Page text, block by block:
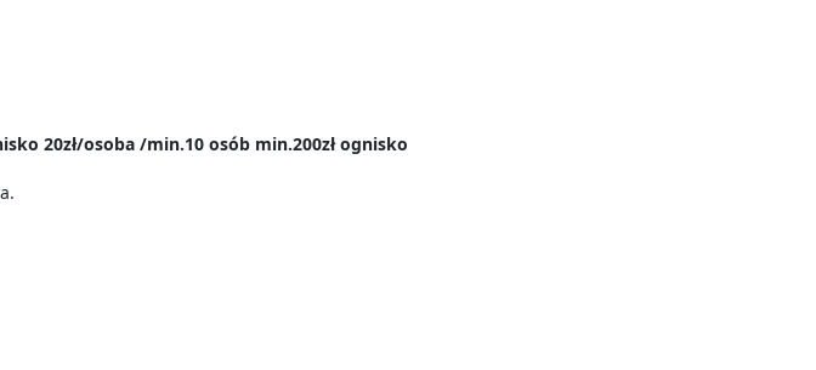
20zł/osoba /min.10 osób min.200zł ognisko